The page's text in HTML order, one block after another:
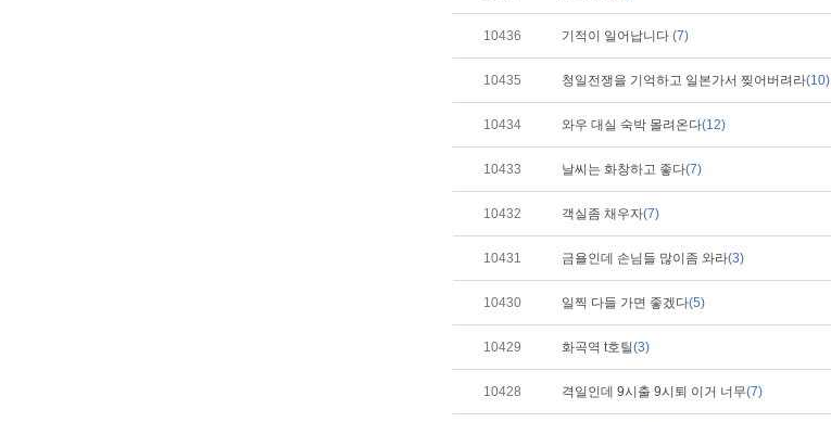
10436 기적이 일어납니다 (7)
10435 청일전쟁을 기억하고 일본가서 찢어버려라(10)
10434 와우 대실 숙박 몰려온다(12)
10433 날씨는 화창하고 좋다(7)
10432 객실좀 채우자(7)
10431 금욜인데 손님들 많이좀 와라(3)
10430 일찍 다들 가면 좋겠다(5)
10429 화곡역 t호틸(3)
10428 격일인데 9시출 9시퇴 이거 너무(7)